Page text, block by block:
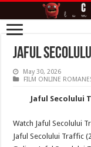
Jaful
May 30, 2026
FILM ONLINE
Jaful Secolului
Watch Jaful Secolului
Jaful Secolului Traffic